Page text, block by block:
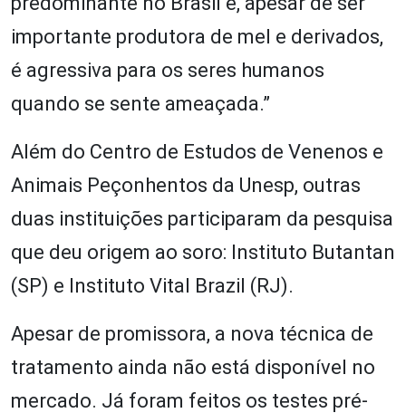
importante produtora de mel e derivados,
é agressiva para os seres humanos
quando se sente ameaçada.”
Além do Centro de Estudos de Venenos e
Animais Peçonhentos da Unesp, outras
duas instituições participaram da pesquisa
que deu origem ao soro: Instituto Butantan
(SP) e Instituto Vital Brazil (RJ).
Apesar de promissora, a nova técnica de
tratamento ainda não está disponível no
mercado. Já foram feitos os testes pré-